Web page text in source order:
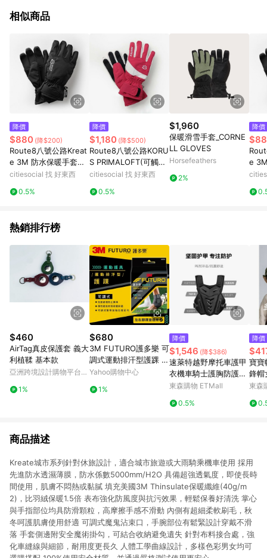
相似商品
降價
$880 (降$200)
Route8八號公路Kreat
e 3M 防水保暖手套
(兩色可選) 黑色XL
citiesocial 找 好東西
0.5%
降價
$1,180 (降$500)
Route8八號公路KORU
S PRIMALOFT(可觸控
滑屏)防水保暖手套 (絢
citiesocial 找 好東西
0.5%
$1,960
保暖滑雪手套_CORNE
LL GLOVES
Horsefeathers
2%
降價
e
(兩
熱銷排行榜
$460
AirTag真皮保護套 義大
利植鞣 基本款
亞洲跨境設計購物平台
1%
$680
3M FUTURO護多樂 可
調式運動排汗型護踝 運
動護踝 運動護具
Yahoo購物中心
1%
降價
$1,546 (降$386)
速萊特越野摩托車護甲
衣機車騎士護胸防護裝
備賽車防摔鎧甲護具
東森購物 ETMall
0.5%
降價
寶寶
鋒帽
頭帽
東森
商品描述
Kreate城市系列針對休旅設計，適合城市旅遊或大雨騎乘機車使用 採用
先進防水透濕薄膜，防水係數5000mm/H2O 具備超強透氣度，即使長時
間使用，肌膚不悶熱或黏膩 填充美國3M Thinsulate保暖纖維(40g/m
2)，比羽絨保暖1.5倍 表布強化防風度與抗污效果，輕鬆保養好清洗 掌心
與手指部位均具防滑顆粒，高摩擦手感不滑動 內側有超細柔軟刷毛，秋
冬呵護肌膚使用舒適 可調式魔鬼沾束口，手腕部位有鬆緊設計穿戴不滑
落 手套側邊附安全魔術掛勾，可結合收納避免遺失 針對布料接合處，強
化車縫線與細節，耐用度更長久 人體工學曲線設計，多樣色彩男女均可